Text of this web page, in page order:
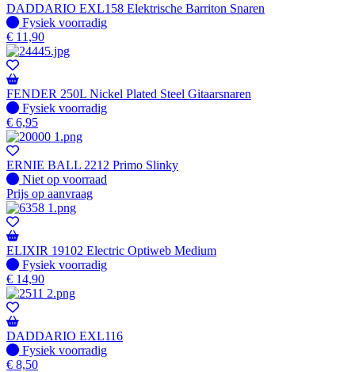
DADDARIO EXL158 Elektrische Barriton Snaren
Fysiek voorradig
Fysiek voorradig
€ 11,90
FENDER 250L Nickel Plated Steel Gitaarsnaren
Fysiek voorradig
Fysiek voorradig
€ 6,95
ERNIE BALL 2212 Primo Slinky
Fysiek voorradig
Niet op voorraad
Prijs op aanvraag
ELIXIR 19102 Electric Optiweb Medium
Fysiek voorradig
Fysiek voorradig
€ 14,90
DADDARIO EXL116
Fysiek voorradig
Fysiek voorradig
€ 8,50